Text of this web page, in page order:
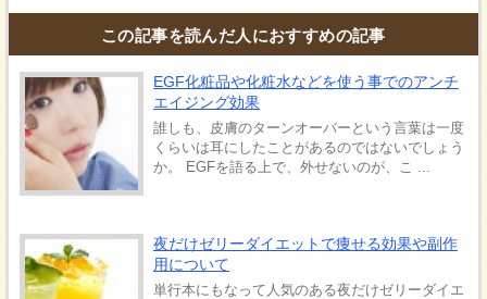
この記事を読んだ人におすすめの記事
EGF化粧品や化粧水などを使う事でのアンチ
エイジング効果
誰しも、皮膚のターンオーバーという言葉は一度
くらいは耳にしたことがあるのではないでしょう
か。 EGFを語る上で、外せないのが、こ ...
夜だけゼリーダイエットで痩せる効果や副作
用について
単行本にもなって人気のある夜だけゼリーダイエ